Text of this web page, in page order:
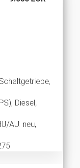
Diesel,
AU: neu,